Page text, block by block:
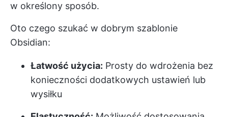
w określony sposób.
Oto czego szukać w dobrym szablonie
Obsidian:
Łatwość użycia: Prosty do wdrożenia bez
konieczności dodatkowych ustawień lub
wysiłku